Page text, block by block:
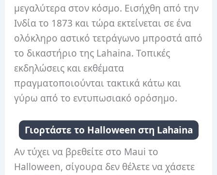
μεγαλύτερα στον κόσμο. Εισήχθη από την
Ινδία το 1873 και τώρα εκτείνεται σε ένα
ολόκληρο αστικό τετράγωνο μπροστά από
το δικαστήριο της Lahaina. Τοπικές
εκδηλώσεις και εκθέματα
πραγματοποιούνται τακτικά κάτω και
γύρω από το εντυπωσιακό ορόσημο.
Γιορτάστε το Halloween στη Lahaina
Αν τύχει να βρεθείτε στο Maui το
Halloween, σίγουρα δεν θέλετε να χάσετε